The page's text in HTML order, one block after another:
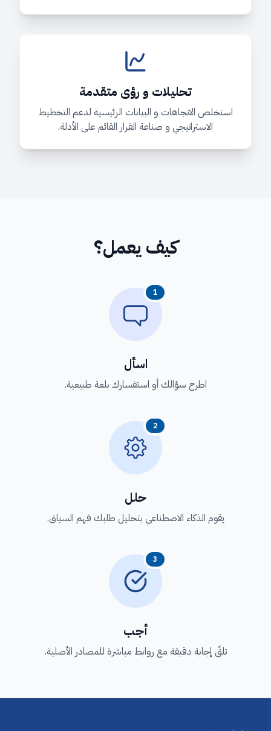
تحليلات و رؤى متقدمة
استخلص الاتجاهات و البيانات الرئيسية لدعم التخطيط
الاستراتيجي و صناعة القرار القائم على الأدلة.
كيف يعمل؟
1
اسأل
اطرح سؤالك أو استفسارك بلغة طبيعية.
2
حلل
يقوم الذكاء الاصطناعي بتحليل طلبك فهم السياق.
3
أجب
تلقً إجابة دقيقة مع روابط مباشرة للمصادر الأصلية.